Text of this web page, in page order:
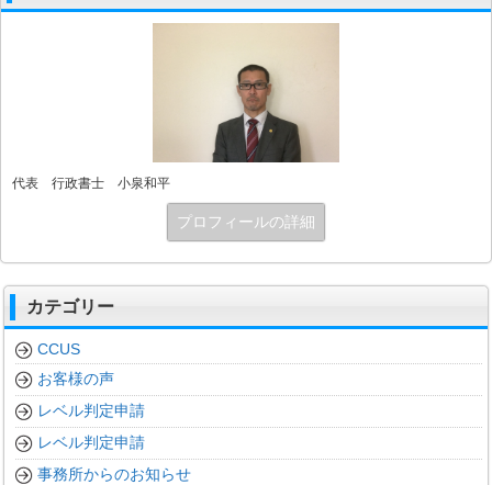
代表 行政書士 小泉和平
プロフィールの詳細
カテゴリー
CCUS
お客様の声
レベル判定申請
レベル判定申請
事務所からのお知らせ